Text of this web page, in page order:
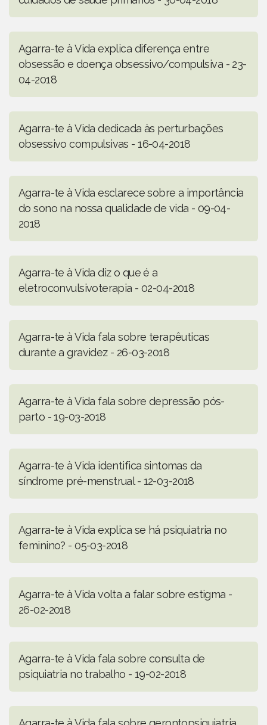
Agarra-te à Vida explica diferença entre
obsessão e doença obsessivo/compulsiva - 23-
04-2018
Agarra-te à Vida dedicada às perturbações
obsessivo compulsivas - 16-04-2018
Agarra-te à Vida esclarece sobre a importância
do sono na nossa qualidade de vida - 09-04-
2018
Agarra-te à Vida diz o que é a
eletroconvulsivoterapia - 02-04-2018
Agarra-te à Vida fala sobre terapêuticas
durante a gravidez - 26-03-2018
Agarra-te à Vida fala sobre depressão pós-
parto - 19-03-2018
Agarra-te à Vida identifica sintomas da
síndrome pré-menstrual - 12-03-2018
Agarra-te à Vida explica se há psiquiatria no
feminino? - 05-03-2018
Agarra-te à Vida volta a falar sobre estigma -
26-02-2018
Agarra-te à Vida fala sobre consulta de
psiquiatria no trabalho - 19-02-2018